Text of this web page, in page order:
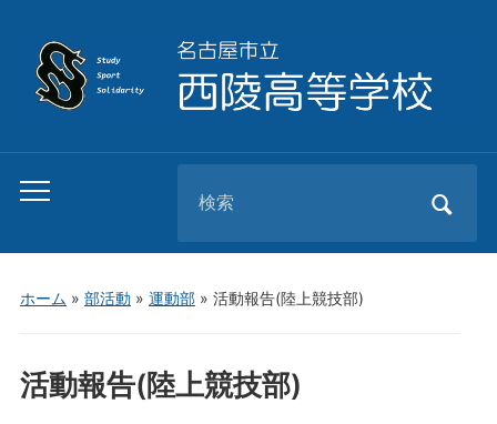
Toggle
menu
for:
ホーム » 部活動 » 運動部» 活動報告(陸上競技部)
活動報告(陸上競技部)